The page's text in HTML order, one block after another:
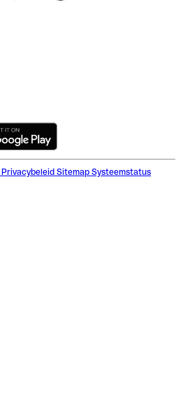
Privacybeleid Sitemap Systeemstatus